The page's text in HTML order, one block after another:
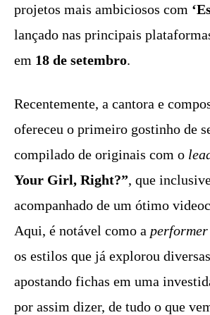
projetos mais ambiciosos com
lançado nas principais
em 18 de setembro.
Recentemente, a cantora e
ofereceu o primeiro gostinho de
compilado de originais com o
Your Girl, Right?”, que
acompanhado de um ótimo
Aqui, é notável como a performer
os estilos que já explorou
apostando fichas em uma
por assim dizer, de tudo o que